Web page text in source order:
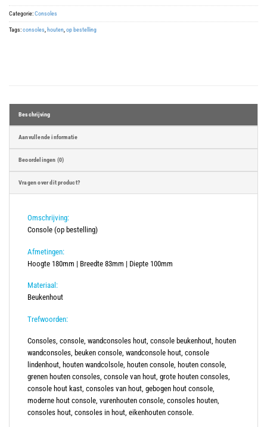
Categorie:Consoles
Tags:consoles,houten,op bestelling
Beschrijving
Aanvullende informatie
Beoordelingen (0)
Vragen over dit product?
Omschrijving:
Console (op bestelling)
Afmetingen:
Hoogte 180mm | Breedte 83mm | Diepte 100mm
Materiaal:
Beukenhout
Trefwoorden:
Consoles, console, wandconsoles hout, console beukenhout, houten
wandconsoles, beuken console, wandconsole hout, console
lindenhout, houten wandcolsole, houten console, houten console,
grenen houten consoles, console van hout, grote houten consoles,
console hout kast, consoles van hout, gebogen hout console,
moderne hout console, vurenhouten console, consoles houten,
consoles hout, consoles in hout, eikenhouten console.